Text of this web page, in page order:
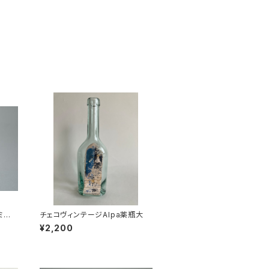
の
チェコヴィンテージAlpa薬瓶大
¥2,200